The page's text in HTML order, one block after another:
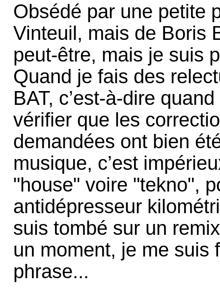
Obsédé par une petite
Vinteuil, mais de Boris
peut-être, mais je suis
Quand je fais des
BAT, c’est-à-dire
vérifier que les
demandées ont bien
musique, c’est
"house" voire "tekno",
antidépresseur
suis tombé sur un
un moment, je me suis
phrase...